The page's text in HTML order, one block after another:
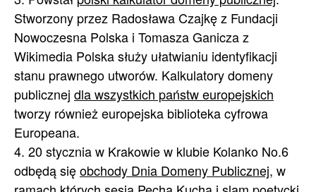
Stworzony przez Radosława Czajkę z Fundacji
Nowoczesna Polska i Tomasza Ganicza z
Wikimedia Polska służy ułatwianiu identyfikacji
stanu prawnego utworów. Kalkulatory domeny
publicznej dla wszystkich państw europejskich
tworzy również europejska biblioteka cyfrowa
Europeana.
4. 20 stycznia w Krakowie w klubie Kolanko No.6
odbędą sięobchody Dnia Domeny Publicznej, w